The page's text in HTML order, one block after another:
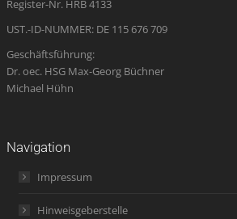
window
Register-Nr. HRB 4133
UST.-ID-NUMMER: DE 115 676 709
Geschäftsführung:
Dr. oec. HSG Max-Georg Büchner
Michael Hühn
Navigation
Impressum
Hinweisgeberstelle